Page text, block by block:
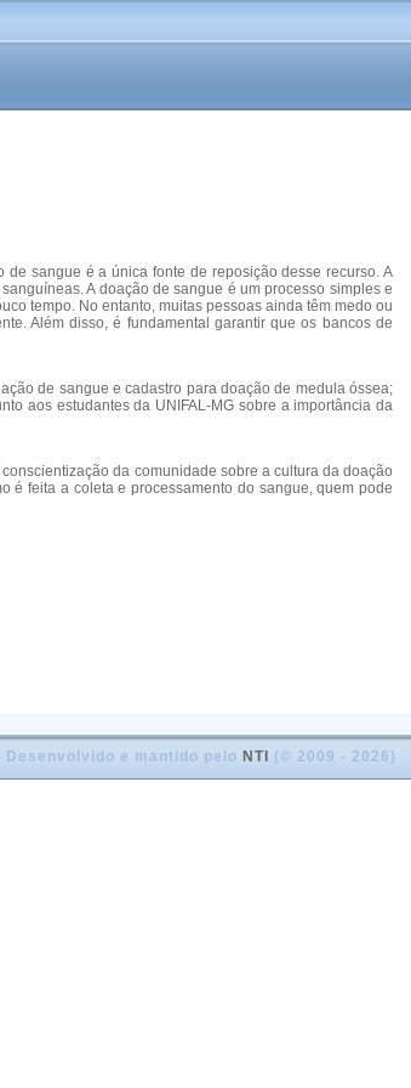
sangue é a única fonte de reposição desse recurso. A
A doação de sangue é um processo simples e
tempo. No entanto, muitas pessoas ainda têm medo ou
Além disso, é fundamental garantir que os bancos de
de sangue e cadastro para doação de medula óssea;
aos estudantes da UNIFAL-MG sobre a importância da
da comunidade sobre a cultura da doação
é feita a coleta e processamento do sangue, quem pode
Desenvolvido e mantido pelo NTI (© 2009 - 2026)